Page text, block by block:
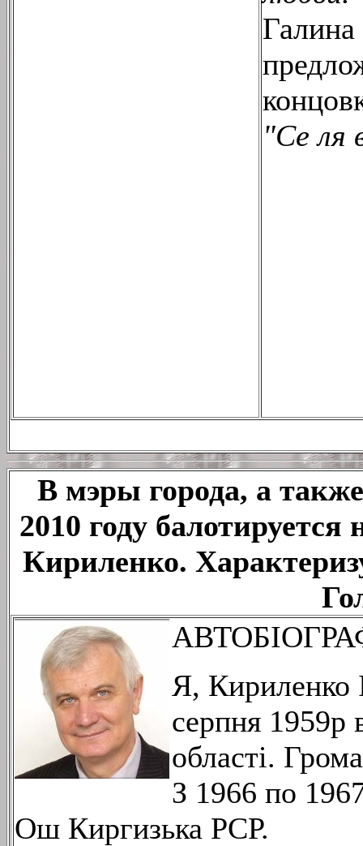
"Се ля
В мэры города, а
2010 году
Кириленко.
Я, Кириленко
серпня 1959р
області.
З 1966 по
Ош Киргизька РСР.